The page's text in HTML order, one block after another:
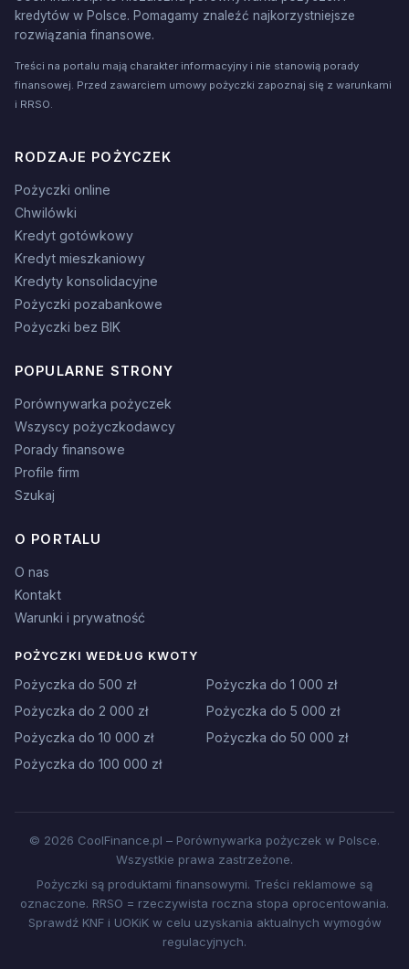
kredytów w Polsce. Pomagamy znaleźć najkorzystniejsze
rozwiązania finansowe.
Treści na portalu mają charakter informacyjny i nie stanowią porady
finansowej. Przed zawarciem umowy pożyczki zapoznaj się z warunkami
i RRSO.
RODZAJE POŻYCZEK
Pożyczki online
Chwilówki
Kredyt gotówkowy
Kredyt mieszkaniowy
Kredyty konsolidacyjne
Pożyczki pozabankowe
Pożyczki bez BIK
POPULARNE STRONY
Porównywarka pożyczek
Wszyscy pożyczkodawcy
Porady finansowe
Profile firm
Szukaj
O PORTALU
O nas
Kontakt
Warunki i prywatność
POŻYCZKI WEDŁUG KWOTY
Pożyczka do 500 zł
Pożyczka do 1 000 zł
Pożyczka do 2 000 zł
Pożyczka do 5 000 zł
Pożyczka do 10 000 zł
Pożyczka do 50 000 zł
Pożyczka do 100 000 zł
© 2026 CoolFinance.pl – Porównywarka pożyczek w Polsce.
Wszystkie prawa zastrzeżone.
Pożyczki są produktami finansowymi. Treści reklamowe są
oznaczone. RRSO = rzeczywista roczna stopa oprocentowania.
Sprawdź KNF i UOKiK w celu uzyskania aktualnych wymogów
regulacyjnych.